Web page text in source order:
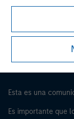
sociedades de
sociedades de
autorizados o
financieros; (b)
tamaño de la
(iii) fondos
Morgan
Esta es una
Es importante que